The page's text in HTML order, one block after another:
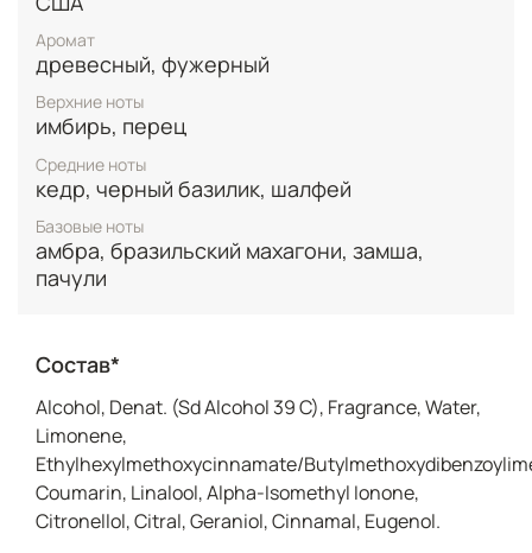
Euphoria Men Calvin Klein – это выбор тех, кто ищет
парфюм с характером, стойкий и неповторимый,
притягательность.
Аромат
древесный, фужерный
Верхние ноты
имбирь, перец
Средние ноты
кедр, черный базилик, шалфей
Базовые ноты
амбра, бразильский махагони, замша,
пачули
Состав*
Alcohol, Denat. (Sd Alcohol 39 C), Fragrance, Water,
Limonene,
Ethylhexylmethoxycinnamate/
Coumarin, Linalool, Alpha-Isomethyl Ionone,
Citronellol, Citral, Geraniol, Cinnamal, Eugenol.